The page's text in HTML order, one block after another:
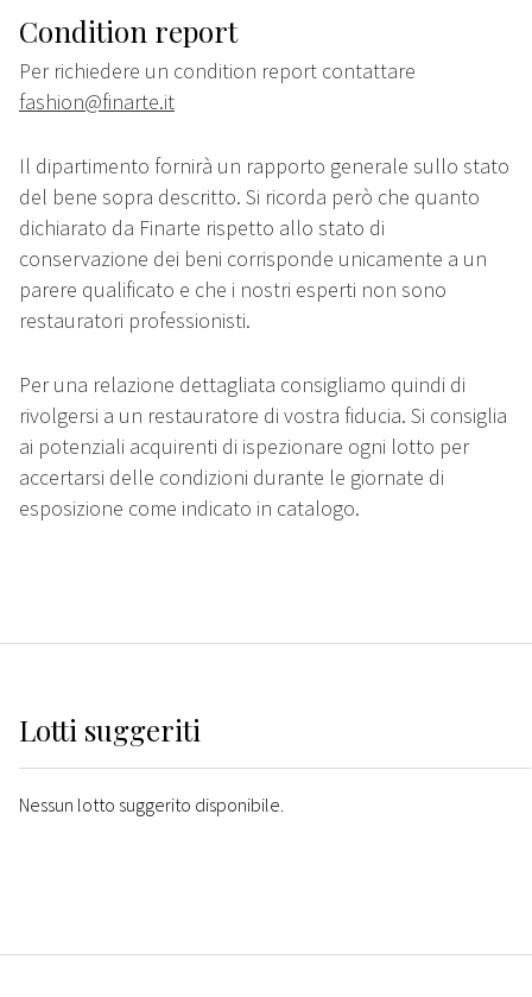
Condition report
Per richiedere un condition report contattare
fashion@finarte.it
Il dipartimento fornirà un rapporto generale sullo stato
del bene sopra descritto. Si ricorda però che quanto
dichiarato da Finarte rispetto allo stato di
conservazione dei beni corrisponde unicamente a un
parere qualificato e che i nostri esperti non sono
restauratori professionisti.
Per una relazione dettagliata consigliamo quindi di
rivolgersi a un restauratore di vostra fiducia. Si consiglia
ai potenziali acquirenti di ispezionare ogni lotto per
accertarsi delle condizioni durante le giornate di
esposizione come indicato in catalogo.
Lotti suggeriti
Nessun lotto suggerito disponibile.